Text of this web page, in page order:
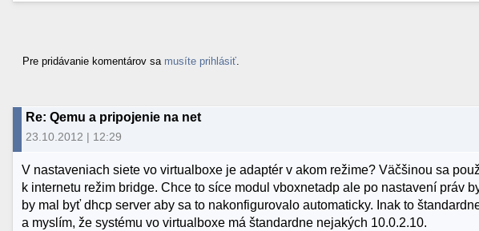
Pre pridávanie komentárov sa musíte prihlásiť
Re: Qemu a pripojenie na net
23.10.2012 | 12:29
V nastaveniach siete vo virtualboxe je adaptér v akom režime? Väčšinou sa
k internetu režim bridge. Chce to síce modul vboxnetadp ale po nastavení práv
by mal byť dhcp server aby sa to nakonfigurovalo automaticky. Inak to
a myslím, že systému vo virtualboxe má štandardne nejakých 10.0.2.10.